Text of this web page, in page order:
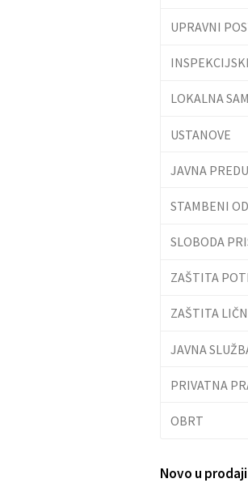
UPRAVNI
LOKALNA
USTANOVE
JAVNA
STAMBENI
SLOBODA
ZAŠTITA
ZAŠTITA
JAVNA
PRIVATNA
OBRT
Novo u prodaji